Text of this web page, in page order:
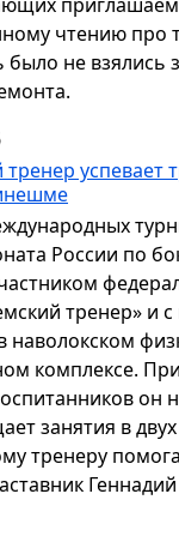
чтению про
было не взялись
успевает
России по
тренер» и
наволокском
комплексе.
он
занятия в
тренеру
Геннадий